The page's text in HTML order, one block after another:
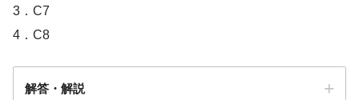
3．C7
4．C8
解答・解説